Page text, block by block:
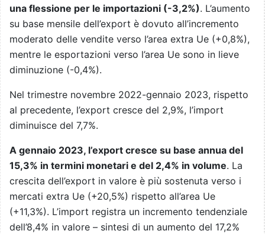
una flessione per le importazioni (-3,2%). L’aumento
su base mensile dell’export è dovuto all’incremento
moderato delle vendite verso l’area extra Ue (+0,8%),
mentre le esportazioni verso l’area Ue sono in lieve
diminuzione (-0,4%).
Nel trimestre novembre 2022-gennaio 2023, rispetto
al precedente, l’export cresce del 2,9%, l’import
diminuisce del 7,7%.
A gennaio 2023, l’export cresce su base annua del
15,3% in termini monetari e del 2,4% in volume. La
crescita dell’export in valore è più sostenuta verso i
mercati extra Ue (+20,5%) rispetto all’area Ue
(+11,3%). L’import registra un incremento tendenziale
dell’8,4% in valore – sintesi di un aumento del 17,2%